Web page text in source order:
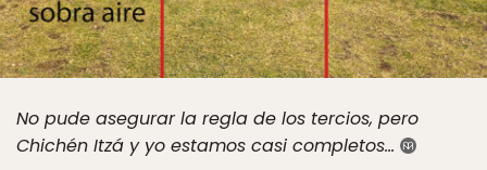
No pude asegurar la regla de los tercios, pero
Chichén Itzá y yo estamos casi completos…